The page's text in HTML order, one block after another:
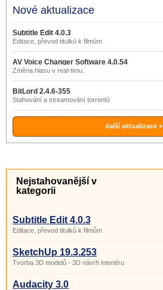
Nové aktualizace
Subtitle Edit 4.0.3
Editace, převod titulků k filmům
AV Voice Changer Software 4.0.54
Změna hlasu v real-timu.
BitLord 2.4.6-355
Stahování a streamování torrentů
další aktualizace »
Nejstahovanější v
kategorii
Subtitle Edit 4.0.3
Editace, převod titulků k filmům
SketchUp 19.3.253
Tvorba 3D modelů - 3D návrh interiéru
Audacity 3.0